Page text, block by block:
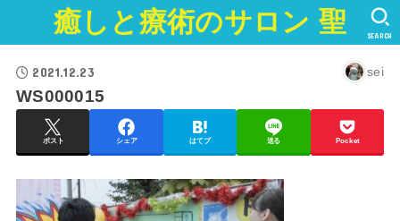
癒しと療術のサロン 聖 SEARCH
2021.12.23 sei
WS000015
ポスト シェア はてブ 送る Pocket